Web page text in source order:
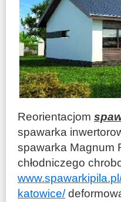
Reorientacjom
spawarka
spawarka Magnum
chłodniczego
katowice/